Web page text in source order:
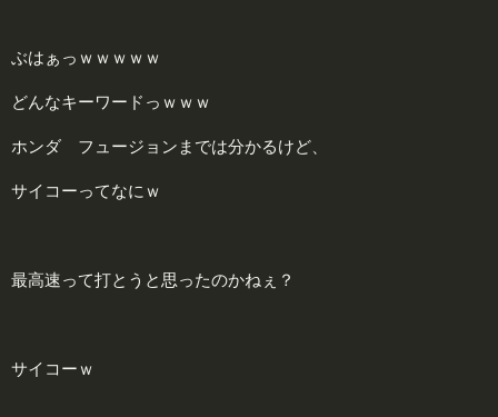
ぶはぁっｗｗｗｗｗ
どんなキーワードっｗｗｗ
ホンダ フュージョンまでは分かるけど、
サイコーってなにｗ
最高速って打とうと思ったのかねぇ？
サイコーｗ